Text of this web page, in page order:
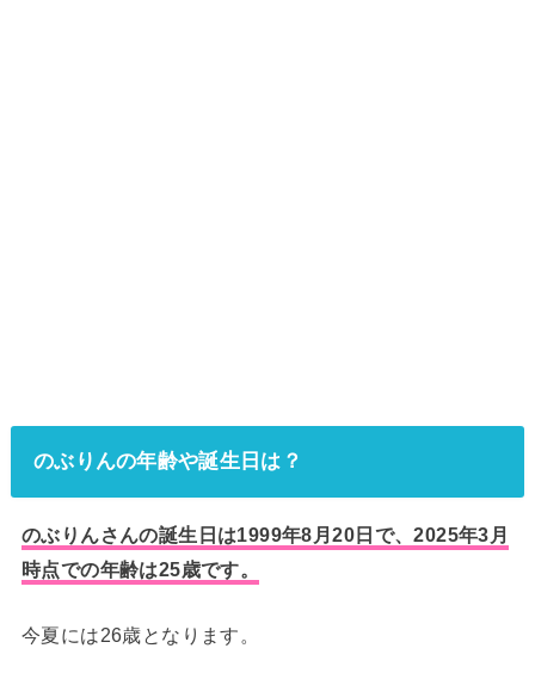
のぶりんの年齢や誕生日は？
のぶりんさんの誕生日は1999年8月20日で、2025年3月
時点での年齢は25歳です。
今夏には26歳となります。